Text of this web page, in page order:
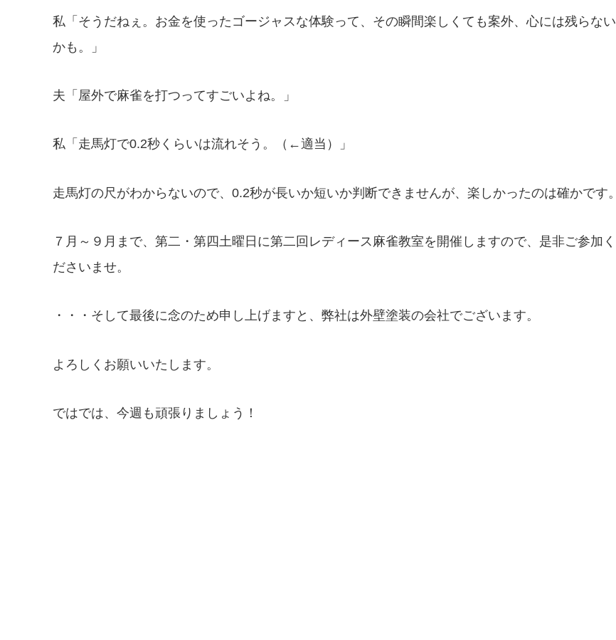
私「そうだねぇ。お金を使ったゴージャスな体験って、その瞬間楽しくても案外、心には残らない
かも。」
夫「屋外で麻雀を打つってすごいよね。」
私「走馬灯で0.2秒くらいは流れそう。（←適当）」
走馬灯の尺がわからないので、0.2秒が長いか短いか判断できませんが、楽しかったのは確かです。
７月～９月まで、第二・第四土曜日に第二回レディース麻雀教室を開催しますので、是非ご参加く
ださいませ。
・・・そして最後に念のため申し上げますと、弊社は外壁塗装の会社でございます。
よろしくお願いいたします。
ではでは、今週も頑張りましょう！